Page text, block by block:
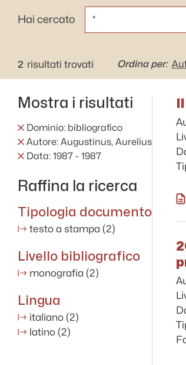
Hai cercato
2 risultati trovati Ordina per:
Mostra i risultati
Dominio: bibliografico
Autore: Augustinus, Aurelius
Data: 1987 - 1987
Raffina la ricerca
Tipologia documento
testo a stampa (2)
Livello bibliografico
monografia (2)
Lingua
italiano (2)
latino (2)